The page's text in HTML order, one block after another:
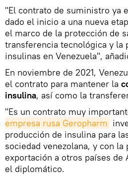
"El contrato de suministro ya
dado el inicio a una nueva
el marco de la protección de
transferencia tecnológica y la
insulinas en Venezuela",
En noviembre de 2021,
el contrato para mantener la
insulina, así como la
"Es un contrato muy
empresa rusa Geropharm
producción de insulina para
sociedad venezolana, y con la
exportación a otros países de
el diplomático.